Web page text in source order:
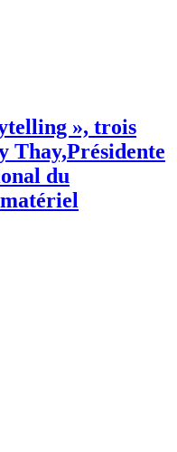
», trois
Thay,Présidente
du